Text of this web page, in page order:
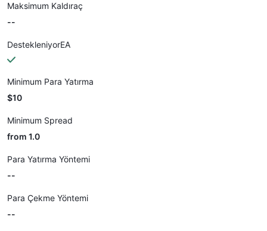
Maksimum Kaldıraç
--
DestekleniyorEA
Minimum Para Yatırma
$10
Minimum Spread
from 1.0
Para Yatırma Yöntemi
--
Para Çekme Yöntemi
--